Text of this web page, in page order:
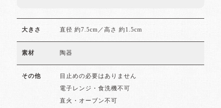
大きさ 直径 約7.5cm／高さ 約1.5cm
素材 陶器
その他 目止めの必要はありません
電子レンジ・食洗機不可
直火・オーブン不可